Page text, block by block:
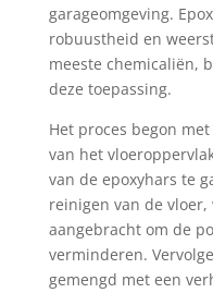
garageomgeving.
robuustheid en
meeste chemicaliën,
deze toepassing.
Het proces begon
van het
van de epoxyhars te
reinigen van de
aangebracht om de
verminderen.
gemengd met een